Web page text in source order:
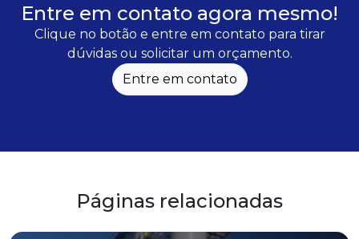
Entre em contato agora mesmo!
Clique no botão e entre em contato para tirar
dúvidas ou solicitar um orçamento.
Entre em contato
Páginas relacionadas